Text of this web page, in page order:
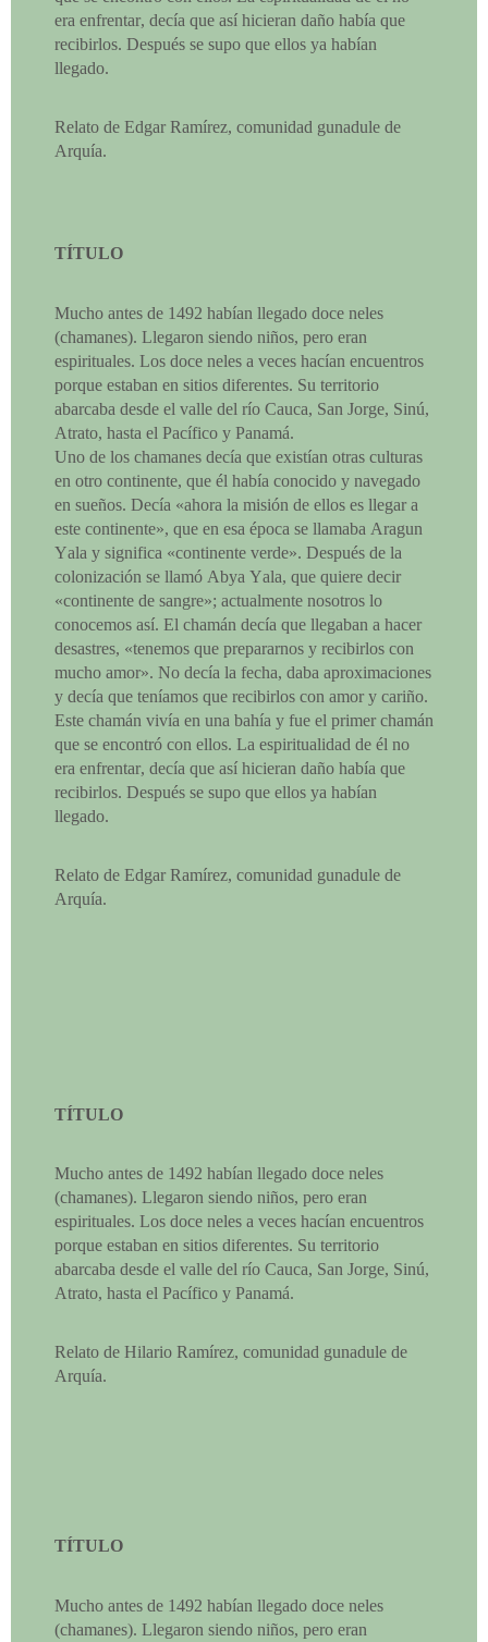
era enfrentar, decía que así hicieran daño había que
recibirlos. Después se supo que ellos ya habían
llegado.
Relato de Edgar Ramírez, comunidad gunadule de
Arquía.
TÍTULO
Mucho antes de 1492 habían llegado doce neles
(chamanes). Llegaron siendo niños, pero eran
espirituales. Los doce neles a veces hacían encuentros
porque estaban en sitios diferentes. Su territorio
abarcaba desde el valle del río Cauca, San Jorge, Sinú,
Atrato, hasta el Pacífico y Panamá.
Uno de los chamanes decía que existían otras culturas
en otro continente, que él había conocido y navegado
en sueños. Decía «ahora la misión de ellos es llegar a
este continente», que en esa época se llamaba Aragun
Yala y significa «continente verde». Después de la
colonización se llamó Abya Yala, que quiere decir
«continente de sangre»; actualmente nosotros lo
conocemos así. El chamán decía que llegaban a hacer
desastres, «tenemos que prepararnos y recibirlos con
mucho amor». No decía la fecha, daba aproximaciones
y decía que teníamos que recibirlos con amor y cariño.
Este chamán vivía en una bahía y fue el primer chamán
que se encontró con ellos. La espiritualidad de él no
era enfrentar, decía que así hicieran daño había que
recibirlos. Después se supo que ellos ya habían
llegado.
Relato de Edgar Ramírez, comunidad gunadule de
Arquía.
TÍTULO
Mucho antes de 1492 habían llegado doce neles
(chamanes). Llegaron siendo niños, pero eran
espirituales. Los doce neles a veces hacían encuentros
porque estaban en sitios diferentes. Su territorio
abarcaba desde el valle del río Cauca, San Jorge, Sinú,
Atrato, hasta el Pacífico y Panamá.
Relato de Hilario Ramírez, comunidad gunadule de
Arquía.
TÍTULO
Mucho antes de 1492 habían llegado doce neles
(chamanes). Llegaron siendo niños, pero eran